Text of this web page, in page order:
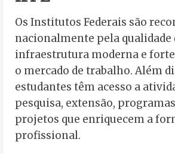
Os Institutos Federais são
nacionalmente pela qualidade
infraestrutura moderna e
o mercado de trabalho. Além
estudantes têm acesso a
pesquisa, extensão,
projetos que enriquecem a
profissional.